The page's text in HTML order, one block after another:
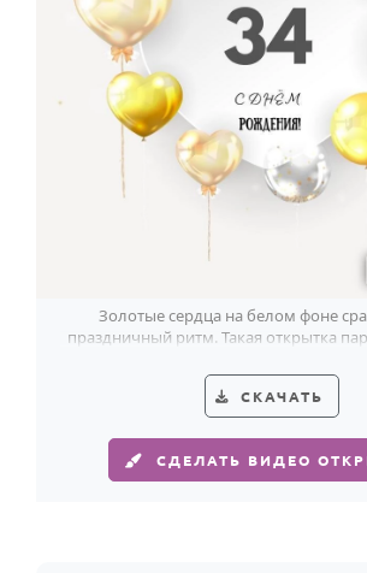
Золотые сердца на белом фоне
праздничный ритм. Такая открытка
СКАЧАТЬ
СДЕЛАТЬ ВИДЕО